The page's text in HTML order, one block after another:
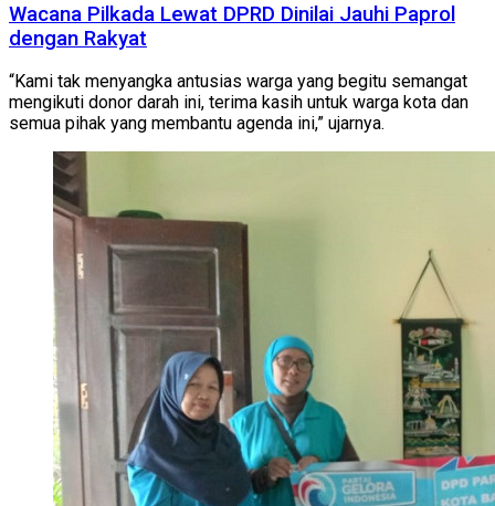
Wacana Pilkada Lewat DPRD Dinilai Jauhi Paprol
dengan Rakyat
“Kami tak menyangka antusias warga yang begitu semangat
mengikuti donor darah ini, terima kasih untuk warga kota dan
semua pihak yang membantu agenda ini,” ujarnya.